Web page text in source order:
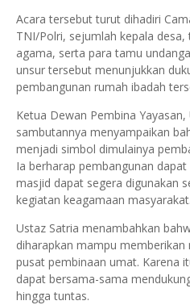
Acara tersebut turut dihadiri
TNI/Polri, sejumlah kepala
agama, serta para tamu
unsur tersebut menunjukkan
pembangunan rumah ibadah
Ketua Dewan Pembina
sambutannya menyampaikan
menjadi simbol dimulainya
Ia berharap pembangunan
masjid dapat segera digunakan
kegiatan keagamaan masyarakat.
Ustaz Satria menambahkan
diharapkan mampu
pusat pembinaan umat. Karena
dapat bersama-sama
hingga tuntas.